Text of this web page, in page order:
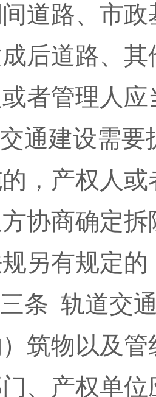
道路、市
后道路、
者管理人
通建设需要
，产权人
协商确定
另有规定
条 轨道交
筑物以及
、产权单